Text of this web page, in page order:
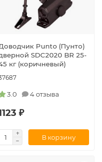
Punto (Пунто)
SDC2020 BR 25-
кг (коричневый)
3.0 4 отзыва
₽
В корзину